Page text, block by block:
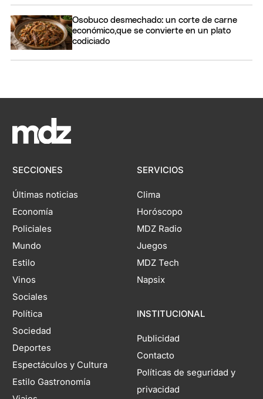
Osobuco desmechado: un corte de carne
económico,que se convierte en un plato
codiciado
SECCIONES
Últimas noticias
Economía
Policiales
Mundo
Estilo
Vinos
Sociales
Política
Sociedad
Deportes
Espectáculos y Cultura
Estilo Gastronomía
SERVICIOS
Clima
Horóscopo
MDZ Radio
Juegos
MDZ Tech
Napsix
INSTITUCIONAL
Publicidad
Contacto
Políticas de seguridad y
privacidad